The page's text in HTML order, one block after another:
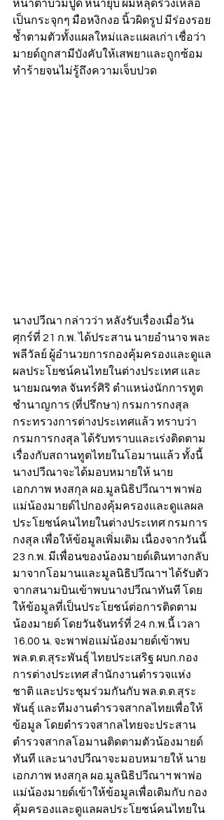
หน้าตาบวมปูด หน้ายุบ ผมหลุดร่วงเหลือ
เป็นกระจุกๆ มือหงิกงอ นิ้วผิดรูป มีร่องรอย
ช้ำตามตัวทั้งแผลใหม่และแผลเก่า เชื่อว่า
มายด์ถูกสามีบังคับให้เสพยาและถูกซ้อม
ทำร้ายจนไม่รู้ถึงความเจ็บปวด
นางปวีณา กล่าวว่า หลังรับเรื่องเมื่อวัน
ศุกร์ที่ 21 ก.พ. ได้ประสาน นายอำนาจ พละ
พลีวัลย์ ผู้อำนวยการกองคุ้มครองและดูแล
ผลประโยชน์คนไทยในต่างประเทศ และ
นายมณฑล จันทร์ศิริ ตำแหน่งนักการทูต
ชำนาญการ (ที่ปรึกษา) กรมการกงสุล
กระทรวงการต่างประเทศแล้ว ทราบว่า
กรมการกงสุล ได้รับทราบและเร่งติดตาม
เรื่องกับสถานทูตไทยในโอมานแล้ว ทั้งนี้
นางปวีณาจะได้มอบหมายให้ นาย
เอกภาพ หงสกุล ผอ.มูลนิธิปวีณาฯ พาพ่อ
แม่น้องมายด์ไปกองคุ้มครองและดูแลผล
ประโยชน์คนไทยในต่างประเทศ กรมการ
กงสุล เพื่อให้ข้อมูลเพิ่มเติม เนื่องจากวันนี้
23 ก.พ. มีเพื่อนของน้องมายด์เดินทางกลับ
มาจากโอมานและมูลนิธิปวีณาฯ ได้รับตัว
จากสนามบินเข้าพบนางปวีณาทันที โดย
ให้ข้อมูลที่เป็นประโยชน์ต่อการติดตาม
น้องมายด์ โดยวันจันทร์ที่ 24 ก.พ.นี้ เวลา
16.00 น. จะพาพ่อแม่น้องมายด์เข้าพบ
พล.ต.ต.สุระพันธุ์ ไทยประเสริฐ ผบก.กอง
การต่างประเทศ สำนักงานตำรวจแห่ง
ชาติ และประชุมร่วมกันกับ พล.ต.ต.สุระ
พันธุ์ และทีมงานตำรวจสากลไทยเพื่อให้
ข้อมูล โดยตำรวจสากลไทยจะประสาน
ตำรวจสากลโอมานติดตามตัวน้องมายด์
ทันที และนางปวีณาจะมอบหมายให้ นาย
เอกภาพ หงสกุล ผอ.มูลนิธิปวีณาฯ พาพ่อ
แม่น้องมายด์เข้าให้ข้อมูลเพื่อเติมกับ กอง
คุ้มครองและดูแลผลประโยชน์คนไทยใน